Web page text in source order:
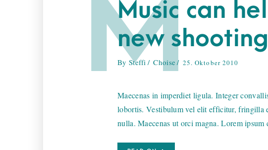
Music can
new
M
By Steffi Choise 25. Oktober 2010
Maecenas in imperdiet ligula. Integer
lobortis. Vestibulum vel elit efficitur, fringilla
nulla. Maecenas ut orci magna. Lorem